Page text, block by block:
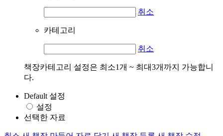
취소
카테고리
취소
책장카테고리 설정은 최소1개 ~ 최대3개까지 가능합니
다.
Default 설정
설정
선택한 자료